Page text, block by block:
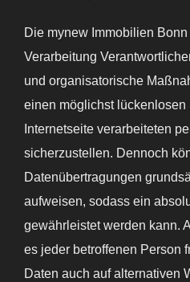
Die mynew Immobilien
Verarbeitung
und organisatorische
einen möglichst lückenlosen
Internetseite verarbeiteten
sicherzustellen. Dennoch
Datenübertragungen
aufweisen, sodass ein
gewährleistet werden kann.
es jeder betroffenen Person
Daten auch auf alternativen